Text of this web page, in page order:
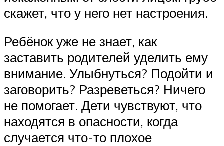
скажет, что у него нет настроения.
Ребёнок уже не знает, как
заставить родителей уделить ему
внимание. Улыбнуться? Подойти и
заговорить? Разреветься? Ничего
не помогает. Дети чувствуют, что
находятся в опасности, когда
случается что-то плохое